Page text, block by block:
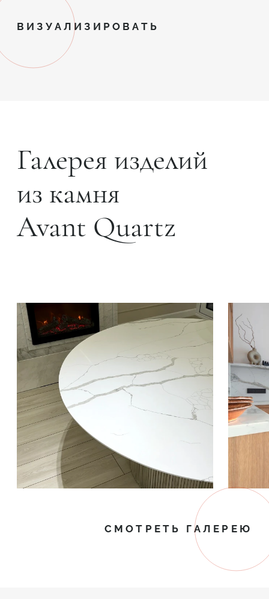
ВИЗУАЛИЗИРОВАТЬ
Галерея изделий
из камня
Avant Quartz
СМОТРЕТЬ ГАЛЕРЕЮ